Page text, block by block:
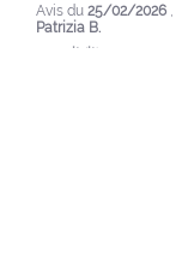
Avis du 25/02/2026
Patrizia B.
pupa.it (it)